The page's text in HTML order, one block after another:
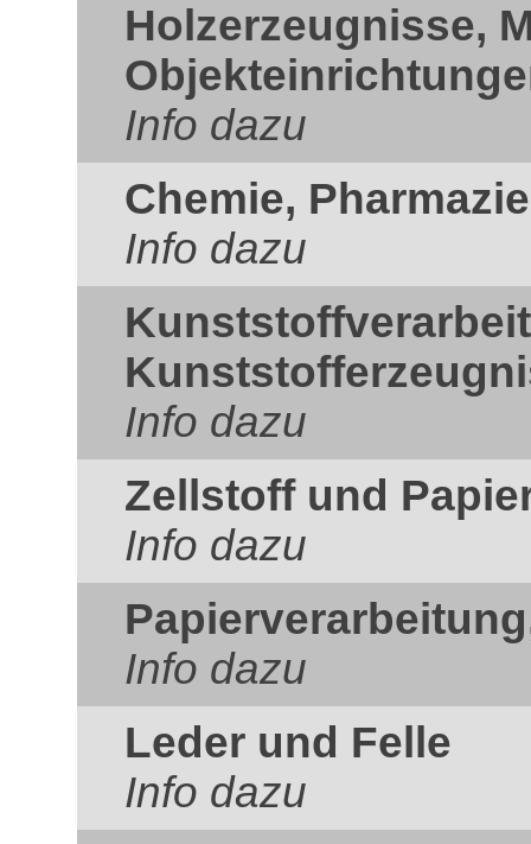
Holzerzeugnisse,
Info dazu
Chemie,
Info dazu
Info dazu
Zellstoff und
Info dazu
Info dazu
Leder und Felle
Info dazu